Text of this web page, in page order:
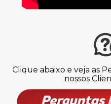
Clique abaixo e veja as
nossos